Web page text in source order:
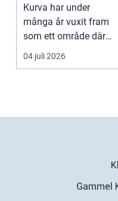
Kurva har under
många år vuxit fram
som ett område där
mat, bio, shopping och
a...
04 juli 2026